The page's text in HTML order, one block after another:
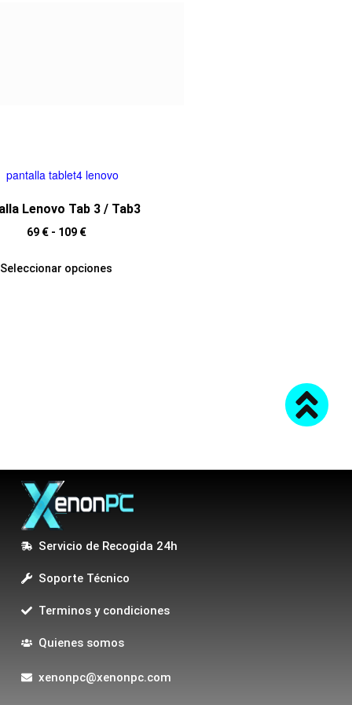
Lenovo Tab 3 / Tab3
69 € - 109 €
Seleccionar opciones
Servicio de Recogida 24h
Soporte Técnico
Terminos y condiciones
Quienes somos
xenonpc@xenonpc.com